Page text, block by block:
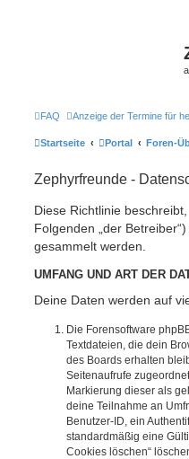
FAQ Anzeige der Termine für
Startseite Portal Foren-
Zephyrfreunde -
Diese Richtlinie
Folgenden „der
gesammelt werden.
UMFANG UND ART DER
Deine Daten werden auf
Die Forensoftware
Textdateien, die dein
des Boards erhalten
Seitenaufrufe
Markierung dieser als
deine Teilnahme an
Benutzer-ID, ein
standardmäßig eine
Cookies löschen“